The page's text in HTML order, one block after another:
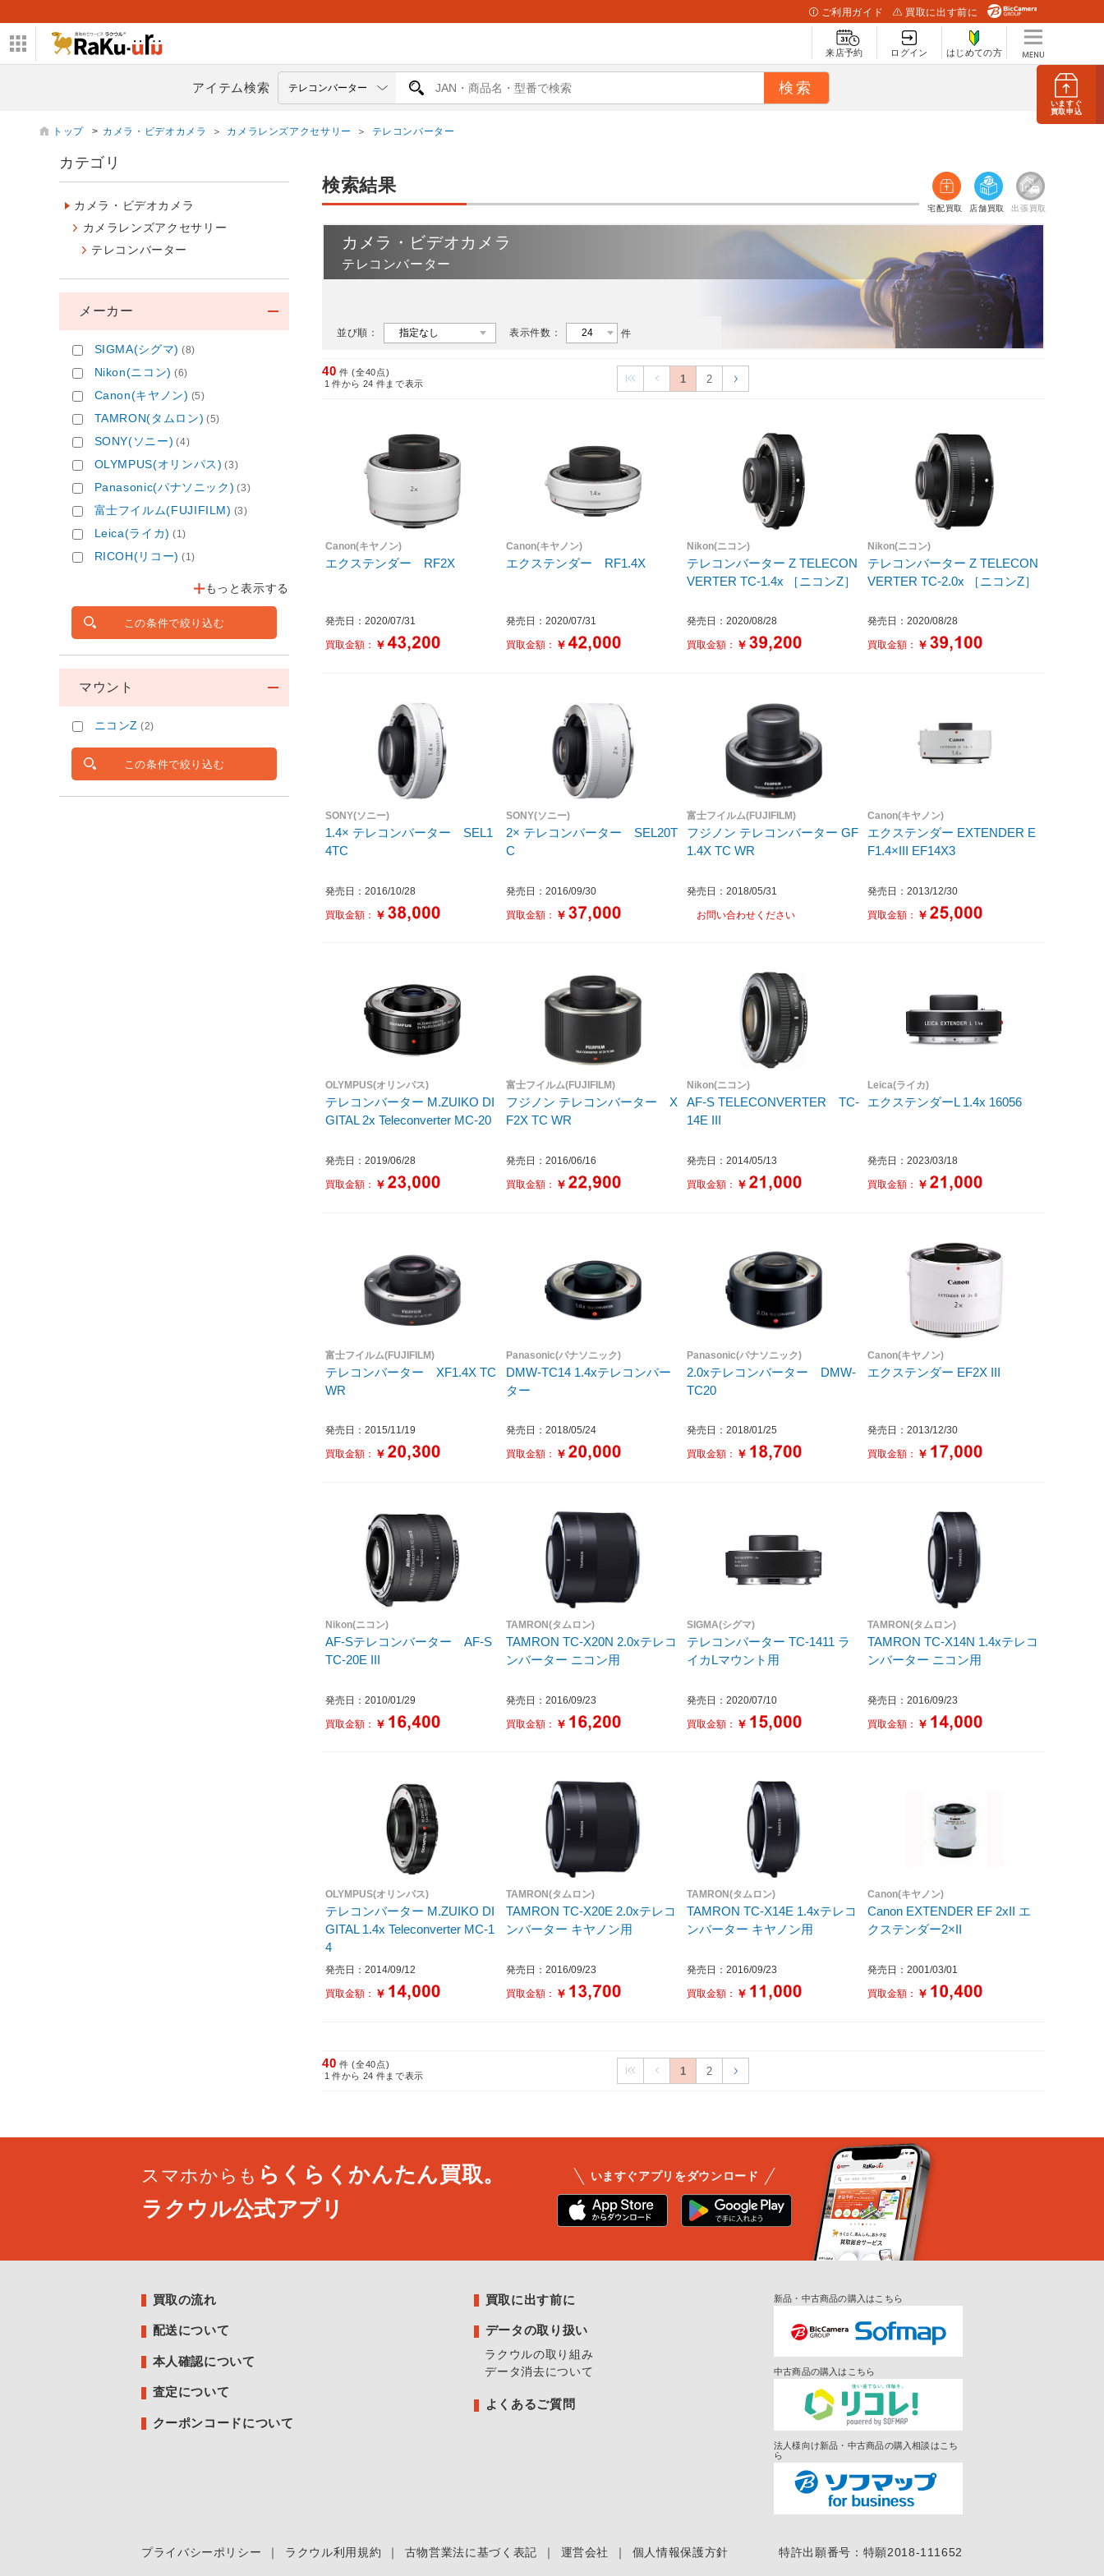
いますぐ
買取申込
ご利用ガイド 買取に出す前に
来店予約 ログイン はじめての方
アイテム検索
トップ > カメラ・ビデオカメラ ＞ カメラレンズアクセサリー ＞ テレコンバーター
検索結果
宅配買取 店舗買取 出張買取
カメラ・ビデオカメラ
テレコンバーター
並び順： 表示件数： 件
40 件 (全40点)
1 件から 24 件まで表示 1 2
Canon(キヤノン)
エクステンダー RF2X
発売日：2020/07/31
買取金額： ￥
Canon(キヤノン)
エクステンダー RF1.4X
発売日：2020/07/31
買取金額： ￥
Nikon(ニコン)
テレコンバーター Z TELECON
VERTER TC-1.4x ［ニコンZ］
発売日：2020/08/28
買取金額： ￥
Nikon(ニコン)
テレコンバーター Z TELECON
VERTER TC-2.0x ［ニコンZ］
発売日：2020/08/28
買取金額： ￥
SONY(ソニー)
1.4× テレコンバーター SEL1
4TC
発売日：2016/10/28
買取金額： ￥
SONY(ソニー)
2× テレコンバーター SEL20T
C
発売日：2016/09/30
買取金額： ￥
富士フイルム(FUJIFILM)
フジノン テレコンバーター GF
1.4X TC WR
発売日：2018/05/31
お問い合わせください
Canon(キヤノン)
エクステンダー EXTENDER E
F1.4×III EF14X3
発売日：2013/12/30
買取金額： ￥
OLYMPUS(オリンパス)
テレコンバーター M.ZUIKO DI
GITAL 2x Teleconverter MC-20
発売日：2019/06/28
買取金額： ￥
富士フイルム(FUJIFILM)
フジノン テレコンバーター X
F2X TC WR
発売日：2016/06/16
買取金額： ￥
Nikon(ニコン)
AF-S TELECONVERTER TC-
14E III
発売日：2014/05/13
買取金額： ￥
Leica(ライカ)
エクステンダーL 1.4x 16056
発売日：2023/03/18
買取金額： ￥
富士フイルム(FUJIFILM)
テレコンバーター XF1.4X TC
WR
発売日：2015/11/19
買取金額： ￥
Panasonic(パナソニック)
DMW-TC14 1.4xテレコンバー
ター
発売日：2018/05/24
買取金額： ￥
Panasonic(パナソニック)
2.0xテレコンバーター DMW-
TC20
発売日：2018/01/25
買取金額： ￥
Canon(キヤノン)
エクステンダー EF2X III
発売日：2013/12/30
買取金額： ￥
Nikon(ニコン)
AF-Sテレコンバーター AF-S
TC-20E III
発売日：2010/01/29
買取金額： ￥
TAMRON(タムロン)
TAMRON TC-X20N 2.0xテレコ
ンバーター ニコン用
発売日：2016/09/23
買取金額： ￥
SIGMA(シグマ)
テレコンバーター TC-1411 ラ
イカLマウント用
発売日：2020/07/10
買取金額： ￥
TAMRON(タムロン)
TAMRON TC-X14N 1.4xテレコ
ンバーター ニコン用
発売日：2016/09/23
買取金額： ￥
OLYMPUS(オリンパス)
テレコンバーター M.ZUIKO DI
GITAL 1.4x Teleconverter MC-1
4
発売日：2014/09/12
買取金額： ￥
TAMRON(タムロン)
TAMRON TC-X20E 2.0xテレコ
ンバーター キヤノン用
発売日：2016/09/23
買取金額： ￥
TAMRON(タムロン)
TAMRON TC-X14E 1.4xテレコ
ンバーター キヤノン用
発売日：2016/09/23
買取金額： ￥
Canon(キヤノン)
Canon EXTENDER EF 2xII エ
クステンダー2×II
発売日：2001/03/01
買取金額： ￥
40 件 (全40点)
1 件から 24 件まで表示 1 2
カテゴリ
カメラ・ビデオカメラ
カメラレンズアクセサリー
テレコンバーター
メーカー
SIGMA(シグマ) (8)
Nikon(ニコン) (6)
Canon(キヤノン) (5)
TAMRON(タムロン) (5)
SONY(ソニー) (4)
OLYMPUS(オリンパス) (3)
Panasonic(パナソニック) (3)
富士フイルム(FUJIFILM) (3)
Leica(ライカ) (1)
RICOH(リコー) (1)
もっと表示する
この条件で絞り込む
マウント
ニコンZ (2)
この条件で絞り込む
スマホからも らくらくかんたん買取。
ラクウル公式アプリ
いますぐアプリをダウンロード
買取の流れ
配送について
本人確認について
査定について
クーポンコードについて
買取に出す前に
データの取り扱い
ラクウルの取り組み
データ消去について
よくあるご質問
新品・中古商品の購入はこちら
中古商品の購入はこちら
法人様向け新品・中古商品の購入相談はこち
ら
プライバシーポリシー ｜ ラクウル利用規約 ｜ 古物営業法に基づく表記 ｜ 運営会社 ｜ 個人情報保護方針 特許出願番号：特願2018-111652